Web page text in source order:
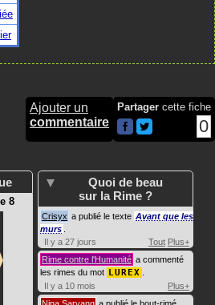
Ajouter un
commentaire
Partager cette fiche
0
8
Quoi de beau
sur la Rime ?
Crisyx a publié le texte Avant que les
murs
Il y a 27 jours
Tout Plus+
Rime contre l'Humanité a commenté
les rimes du mot LUREX
Il y a 10 mois
Plus+